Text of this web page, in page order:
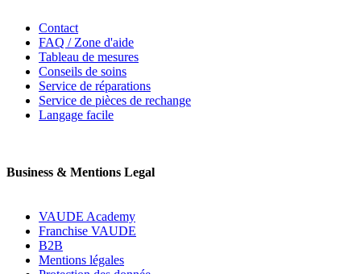
Contact
FAQ / Zone d'aide
Tableau de mesures
Conseils de soins
Service de réparations
Service de pièces de rechange
Langage facile
Business & Mentions Legal
VAUDE Academy
Franchise VAUDE
B2B
Mentions légales